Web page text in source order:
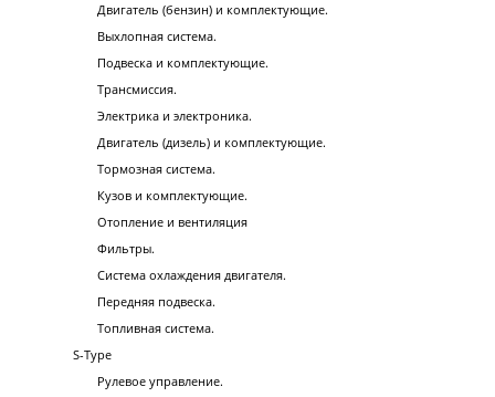
Двигатель (бензин) и комплектующие.
Выхлопная система.
Подвеска и комплектующие.
Трансмиссия.
Электрика и электроника.
Двигатель (дизель) и комплектующие.
Тормозная система.
Кузов и комплектующие.
Отопление и вентиляция
Фильтры.
Система охлаждения двигателя.
Передняя подвеска.
Топливная система.
S-Type
Рулевое управление.